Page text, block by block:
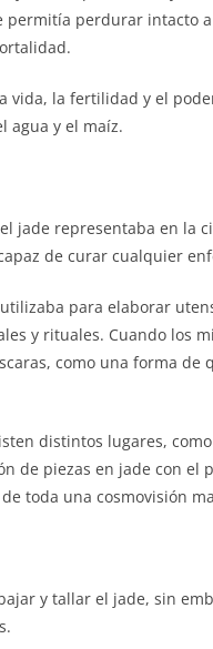
perdurar intacto
vida, la fertilidad y el
agua y el maíz.
jade representaba en la
de curar cualquier
para elaborar
y rituales. Cuando los
como una forma
distintos lugares,
de piezas en jade con
toda una cosmovisión
y tallar el jade, sin